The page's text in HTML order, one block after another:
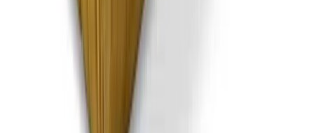
Получить подборку
Кресло Eames Lounge